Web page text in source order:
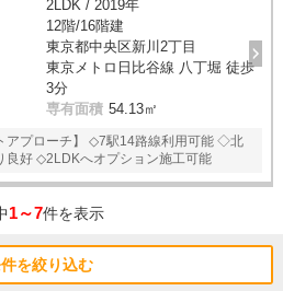
2LDK / 2019年
12階/16階建
東京都中央区新川2丁目
東京メトロ日比谷線 八丁堀 徒歩
3分
専有面積 54.13㎡
アプローチ】 ◇7駅14路線利用可能 ◇北
良好 ◇2LDKへオプション施工可能
1～7件を表示
を絞り込む